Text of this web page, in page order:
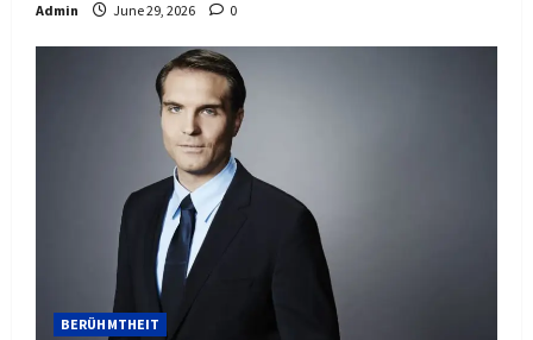
Admin June 29, 2026 0
BERÜHMTHEIT